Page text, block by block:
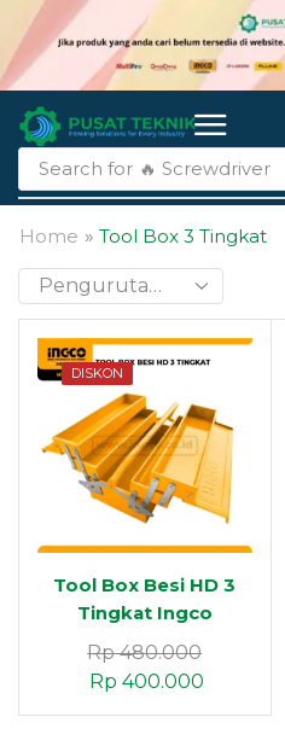
Search for 🔥 Screwdriver
Home » Tool Box 3 Tingkat
DISKON
Tool Box Besi HD 3
Tingkat Ingco
Rp480.000
Rp 400.000